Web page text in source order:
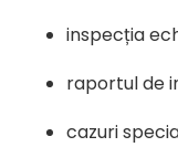
inspecția
raportul de
cazuri